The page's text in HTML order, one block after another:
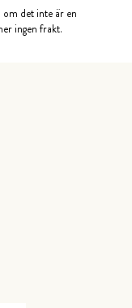
det inte är en
ingen frakt.